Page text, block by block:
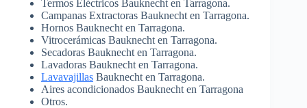
Termos Eléctricos Bauknecht en Tarragona.
Campanas Extractoras Bauknecht en Tarragona.
Hornos Bauknecht en Tarragona.
Vitrocerámicas Bauknecht en Tarragona.
Secadoras Bauknecht en Tarragona.
Lavadoras Bauknecht en Tarragona.
Lavavajillas Bauknecht en Tarragona.
Aires acondicionados Bauknecht en Tarragona
Otros.